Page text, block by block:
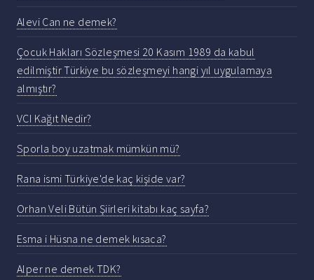
Alevi Can ne demek?
Çocuk Hakları Sözleşmesi 20 Kasım 1989 da kabul
edilmiştir Türkiye bu sözleşmeyi hangi yıl uygulamaya
almıştır?
VCI Kağıt Nedir?
Sporla boy uzatmak mümkün mü?
Rana ismi Türkiye'de kaç kişide var?
Orhan Veli Bütün Şiirleri kitabı kaç sayfa?
Esma i Hüsna ne demek kısaca?
Alper ne demek TDK?